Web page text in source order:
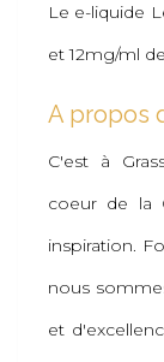
Le e-liquide
et 12mg/ml
A propos
C'est à
coeur de la
inspiration.
nous
et